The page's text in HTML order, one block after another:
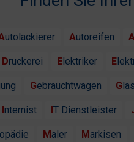
Autolackierer Autoreifen
Druckerei Elektriker
Gebrauchtwagen
Internist IT Dienstleister
Maler Markisen